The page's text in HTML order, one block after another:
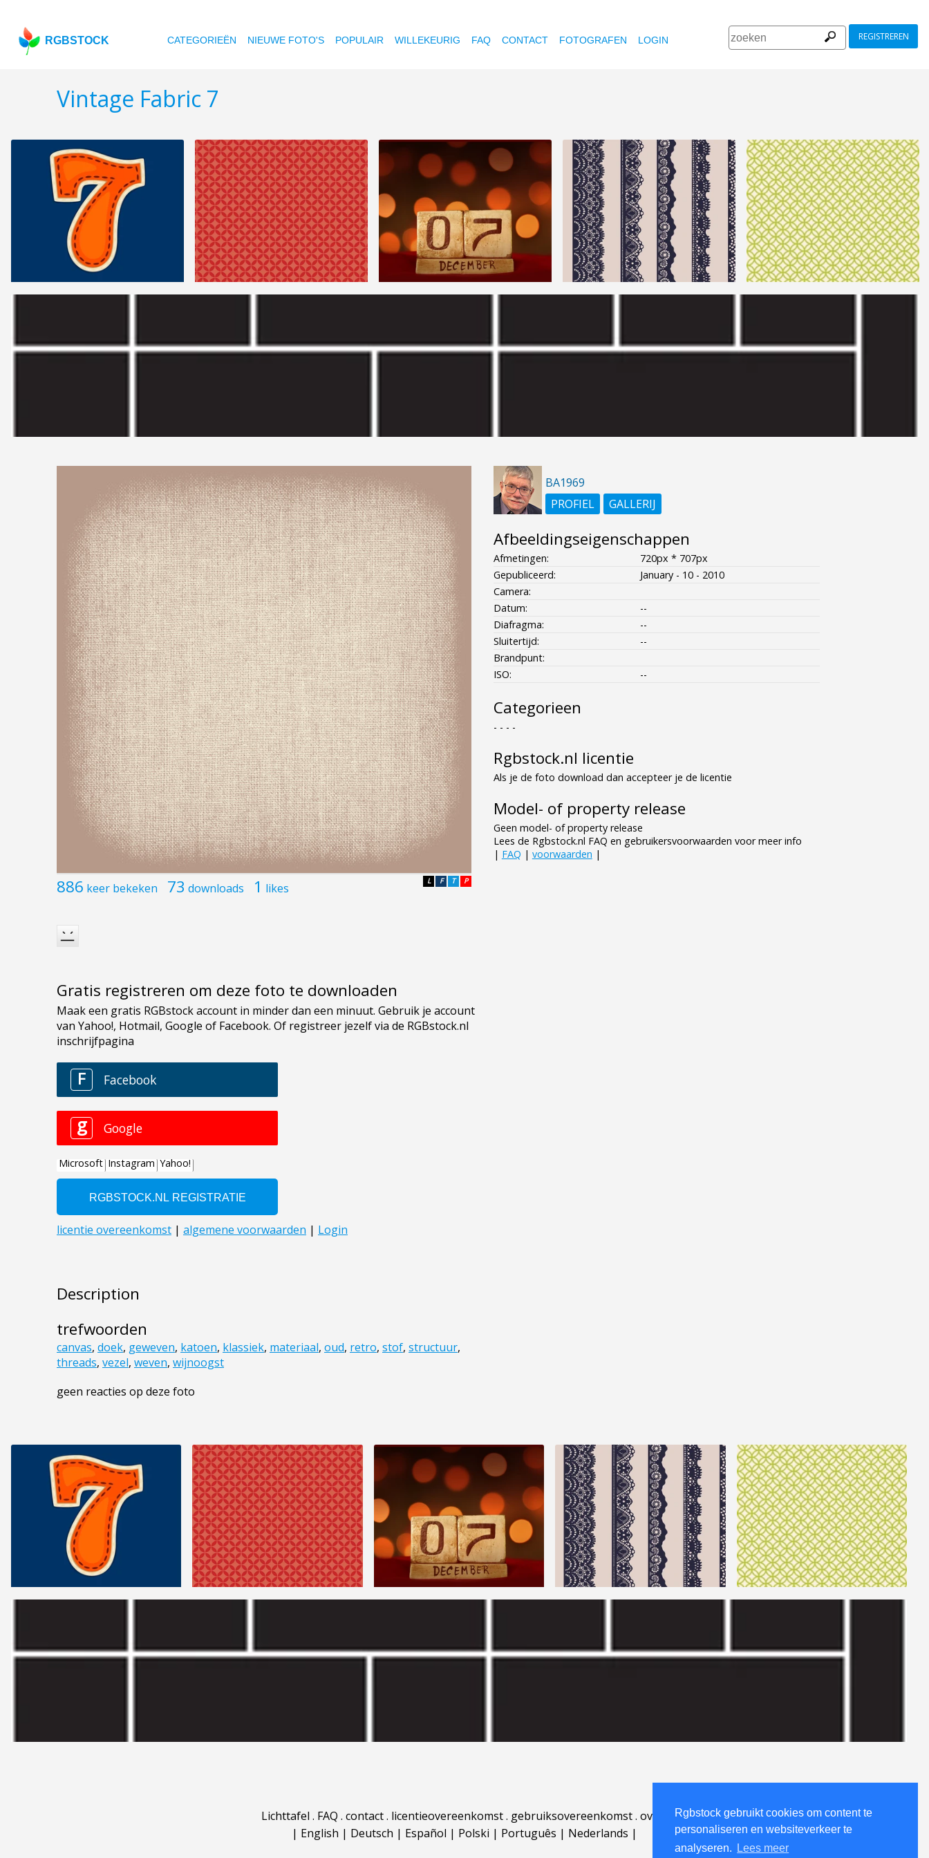
Rgbstock gebruikt cookies om content te
personaliseren en websiteverkeer te
analyseren.
Lees meer
RGBSTOCK CATEGORIEËN NIEUWE FOTO'S POPULAIR WILLEKEURIG FAQ CONTACT FOTOGRAFEN LOGIN REGISTREREN
Vintage Fabric 7
886 keer bekeken 73 downloads 1 likes P
T
F
L
Gratis registreren om deze foto te downloaden
Description
trefwoorden
canvas, doek, geweven, katoen, klassiek, materiaal, oud, retro, stof, structuur,
threads, vezel, weven, wijnoogst
geen reacties op deze foto
BA1969
PROFIEL
GALLERIJ
Afbeeldingseigenschappen
Afmetingen:
720px * 707px
Gepubliceerd:
January - 10 - 2010
Camera:
Datum:
--
Diafragma:
--
Sluitertijd:
--
Brandpunt:
ISO:
--
Categorieen
- - - -
Rgbstock.nl licentie
Als je de foto download dan accepteer je de licentie
Model- of property release
Geen model- of property release
Lees de Rgbstock.nl FAQ en gebruikersvoorwaarden voor meer info
| FAQ | voorwaarden |
Lichttafel . FAQ . contact. licentieovereenkomst. gebruiksovereenkomst. over
| English | Deutsch | Español | Polski | Português | Nederlands |